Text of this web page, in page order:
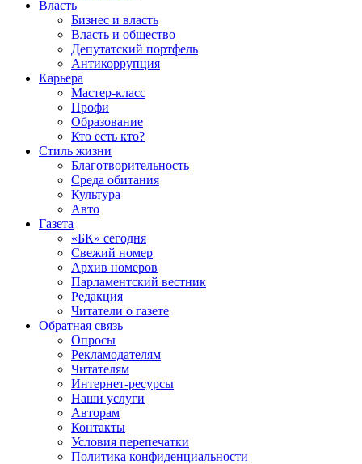
Власть
Бизнес и власть
Власть и общество
Депутатский портфель
Антикоррупция
Карьера
Мастер-класс
Профи
Образование
Кто есть кто?
Стиль жизни
Благотворительность
Среда обитания
Культура
Авто
Газета
«БК» сегодня
Свежий номер
Архив номеров
Парламентский вестник
Редакция
Читатели о газете
Обратная связь
Опросы
Рекламодателям
Читателям
Интернет-ресурсы
Наши услуги
Авторам
Контакты
Условия перепечатки
Политика конфиденциальности